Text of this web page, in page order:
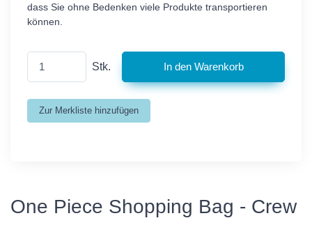
dass Sie ohne Bedenken viele Produkte transportieren
können.
Stk.
One Piece Shopping Bag - Crew